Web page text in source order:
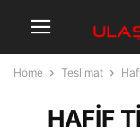
Home Teslimat
HAFIF